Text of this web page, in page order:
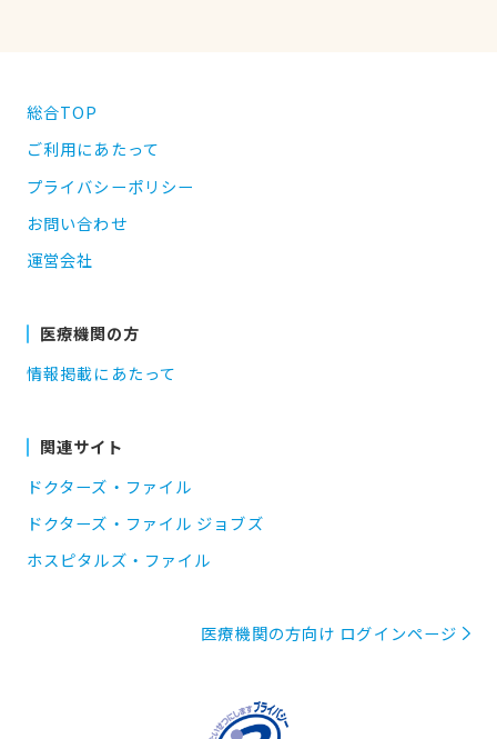
総合TOP
ご利用にあたって
プライバシーポリシー
お問い合わせ
運営会社
医療機関の方
情報掲載にあたって
関連サイト
ドクターズ・ファイル
ドクターズ・ファイル ジョブズ
ホスピタルズ・ファイル
医療機関の方向け ログインページ